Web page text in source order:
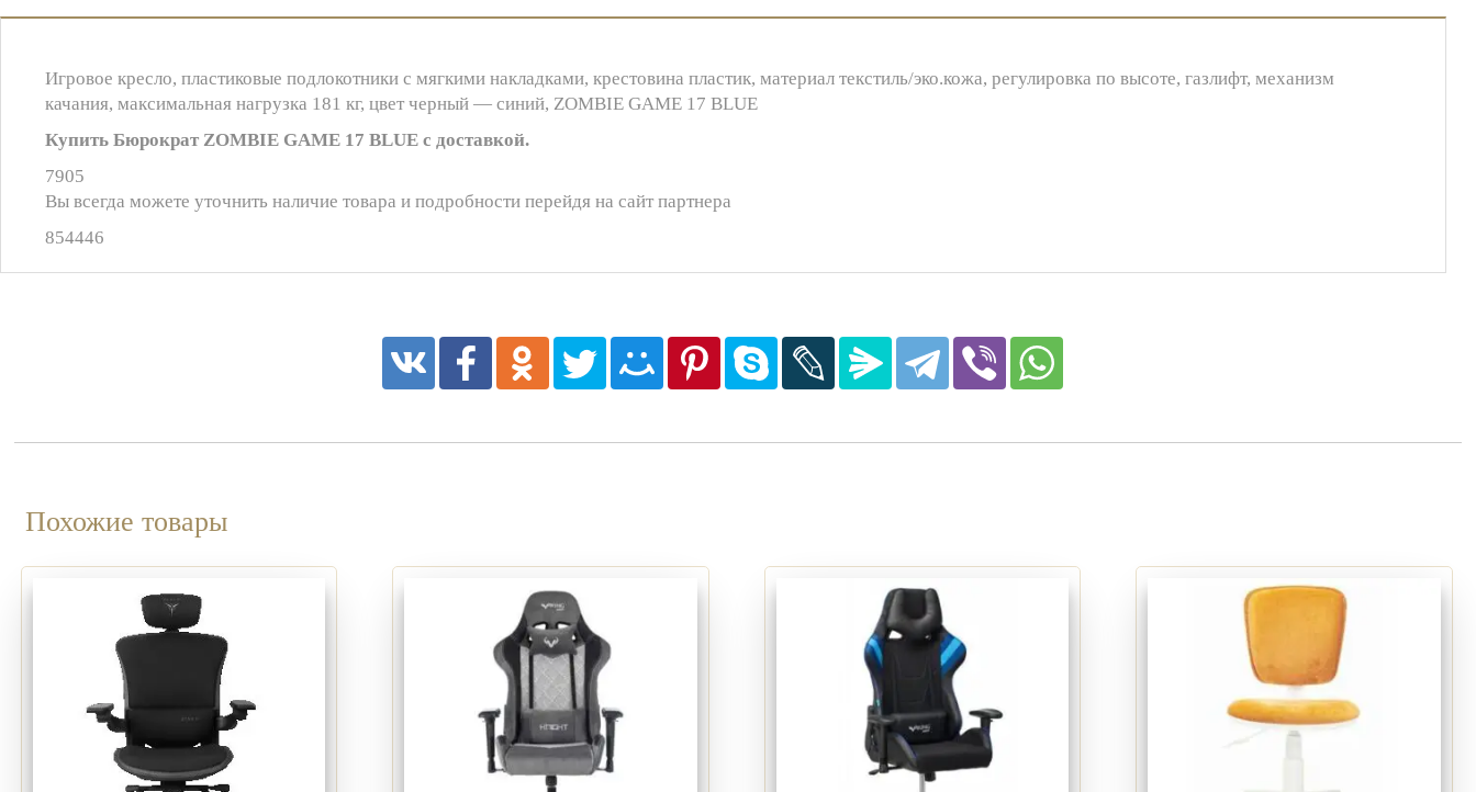
Игровое кресло, пластиковые подлокотники с мягкими накладками, крестовина пластик, материал текстиль/эко.кожа, регулировка по высоте, газлифт, механизм
качания, максимальная нагрузка 181 кг, цвет черный — синий, ZOMBIE GAME 17 BLUE
Купить Бюрократ ZOMBIE GAME 17 BLUE с доставкой.
7905
Вы всегда можете уточнить наличие товара и подробности перейдя на сайт партнера
854446
Похожие товары